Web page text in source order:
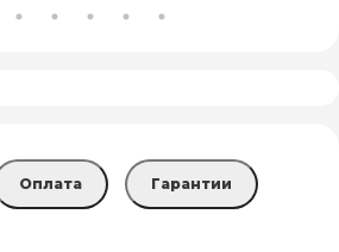
Оплата Гарантии